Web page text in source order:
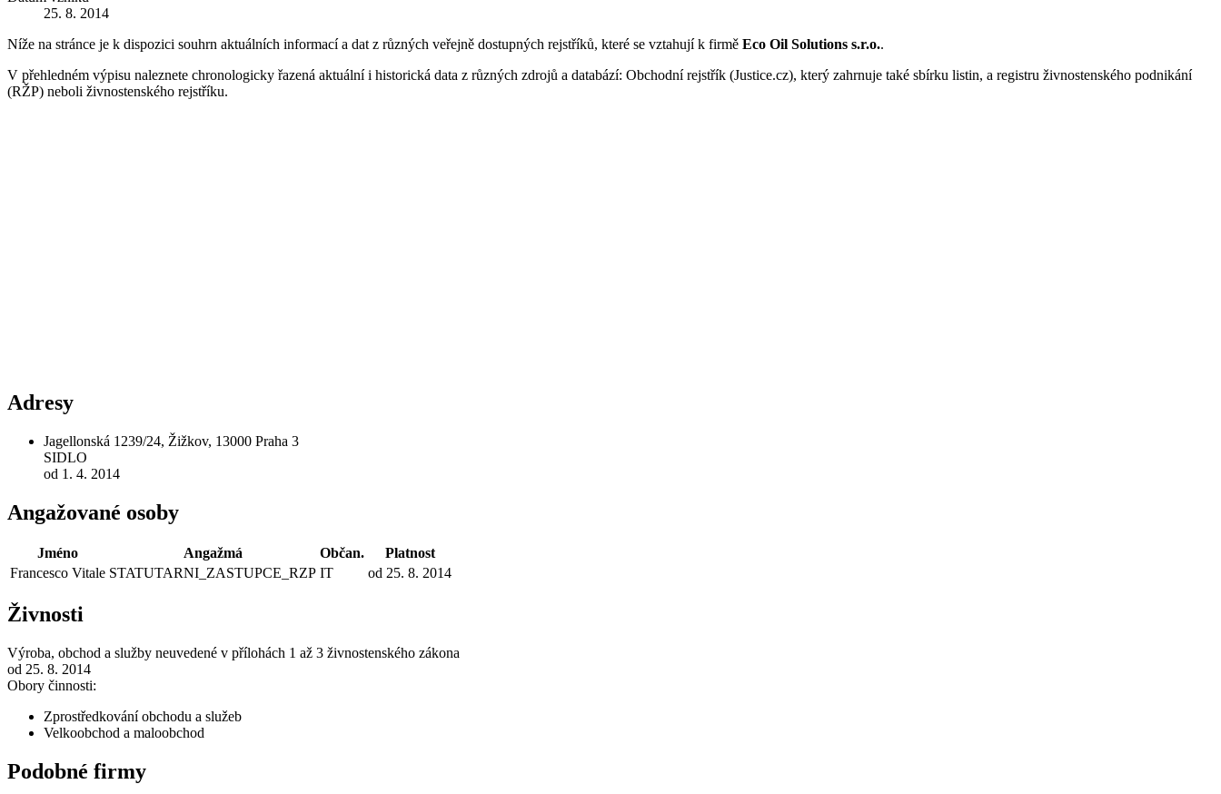
25. 8. 2014
Níže na stránce je k dispozici souhrn aktuálních informací a dat z různých veřejně dostupných rejstříků, které se vztahují k firmě Eco Oil Solutions s.r.o..
V přehledném výpisu naleznete chronologicky řazená aktuální i historická data z různých zdrojů a databází: Obchodní rejstřík (Justice.cz), který zahrnuje také sbírku listin, a registru živnostenského podnikání
(RŽP) neboli živnostenského rejstříku.
Adresy
Jagellonská 1239/24, Žižkov, 13000 Praha 3
SIDLO
od 1. 4. 2014
Angažované osoby
Jméno Angažmá Občan.
Platnost
Francesco Vitale STATUTARNI_ZASTUPCE_RZP IT od 25. 8. 2014
Živnosti
Výroba, obchod a služby neuvedené v přílohách 1 až 3 živnostenského zákona
od 25. 8. 2014
Obory činnosti:
Zprostředkování obchodu a služeb
Velkoobchod a maloobchod
Podobné firmy